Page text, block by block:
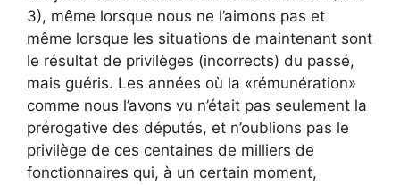
3), même lorsque nous ne l’aimons pas et
même lorsque les situations de maintenant sont
le résultat de privilèges (incorrects) du passé,
mais guéris. Les années où la «rémunération»
comme nous l’avons vu n’était pas seulement la
prérogative des députés, et n’oublions pas le
privilège de ces centaines de milliers de
fonctionnaires qui, à un certain moment,